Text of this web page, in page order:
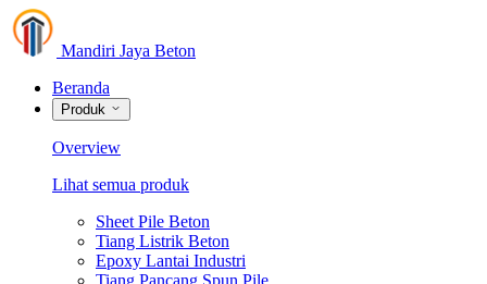
Mandiri Jaya Beton
Beranda
Produk
Overview
Lihat semua produk
Sheet Pile Beton
Tiang Listrik Beton
Epoxy Lantai Industri
Tiang Pancang Spun Pile